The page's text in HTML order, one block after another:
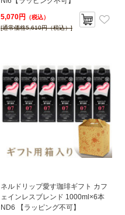
5,070円 （税込）
[通常価格5,610円（税込）]
ネルドリップ愛す珈琲ギフト カフ
ェインレスブレンド 1000ml×6本
ND6 【ラッピング不可】